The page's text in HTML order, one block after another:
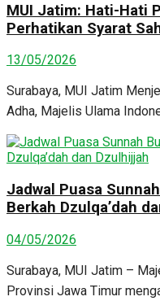
MUI Jatim: Hati-Hati
Perhatikan Syarat
13/05/2026
Surabaya, MUI Jatim
Adha, Majelis Ulama
Jadwal Puasa
Berkah Dzulqa’dah
04/05/2026
Surabaya, MUI Jatim –
Provinsi Jawa Timur